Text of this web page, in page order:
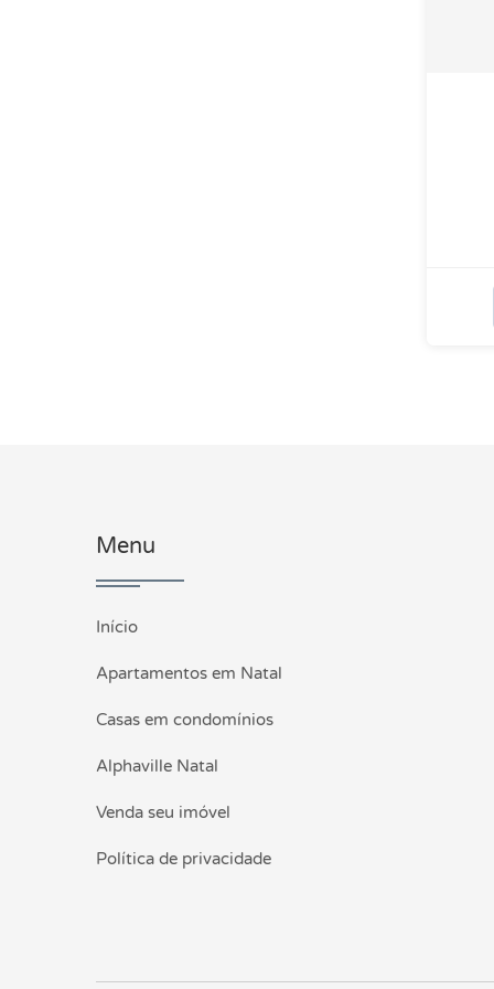
Menu
Início
Apartamentos em Natal
Casas em condomínios
Alphaville Natal
Venda seu imóvel
Política de privacidade